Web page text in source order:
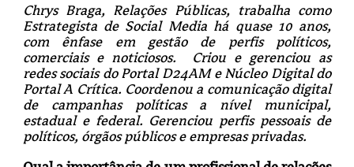
Chrys Braga, Relações Públicas, trabalha como
Estrategista de Social Media há quase 10 anos,
com ênfase em gestão de perfis políticos,
comerciais e noticiosos. Criou e gerenciou as
redes sociais do Portal D24AM e Núcleo Digital do
Portal A Crítica. Coordenou a comunicação digital
de campanhas políticas a nível municipal,
estadual e federal. Gerenciou perfis pessoais de
políticos, órgãos públicos e empresas privadas.